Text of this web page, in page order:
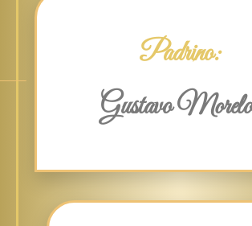
Padrino:
Gustavo